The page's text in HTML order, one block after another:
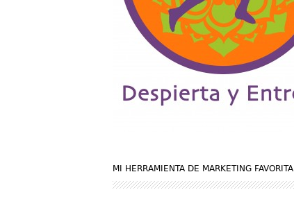
MI HERRAMIENTA DE MARKETING FAVORITA